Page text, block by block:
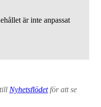
är inte anpassat
Nyhetsflödetför att se